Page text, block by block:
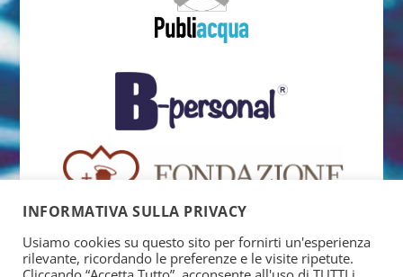
INFORMATIVA SULLA PRIVACY
Usiamo cookies su questo sito per fornirti un'esperienza
rilevante, ricordando le preferenze e le visite ripetute.